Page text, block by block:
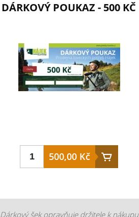
DÁRKOVÝ POUKAZ - 500 KČ
500,00 Kč
Dárkový šek opravňuje držitele k nákupu